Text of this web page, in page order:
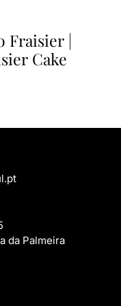
Fraisier |
Cake
da Palmeira